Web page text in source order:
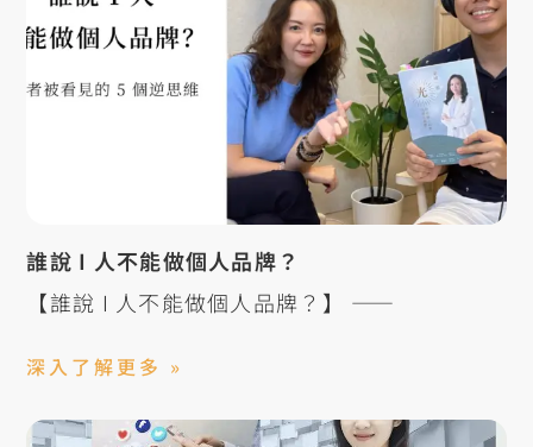
誰說 I 人不能做個人品牌？
【誰說 I 人不能做個人品牌？】 ——
深入了解更多 »